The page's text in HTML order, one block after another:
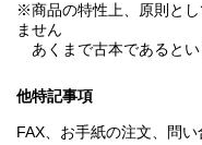
※商品の特性上、原則と
ません
あくまで古本であると
他特記事項
FAX、お手紙の注文、問い